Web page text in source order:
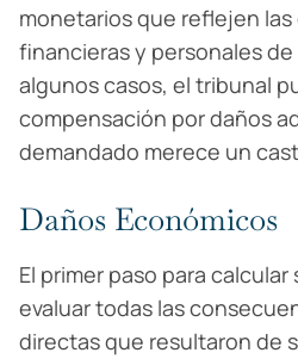
monetarios que reflejen
financieras y personales
algunos casos, el tribunal
compensación por daños
demandado merece un
Daños Económicos
El primer paso para calcular
evaluar todas las
directas que resultaron de